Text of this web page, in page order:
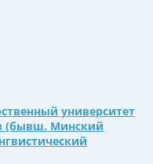
университет
(бывш. Минский